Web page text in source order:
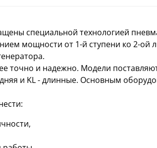
специальной технологией
мощности от 1-й ступени ко 2-
точно и надежно. Модели
и KL - длинные. Основным